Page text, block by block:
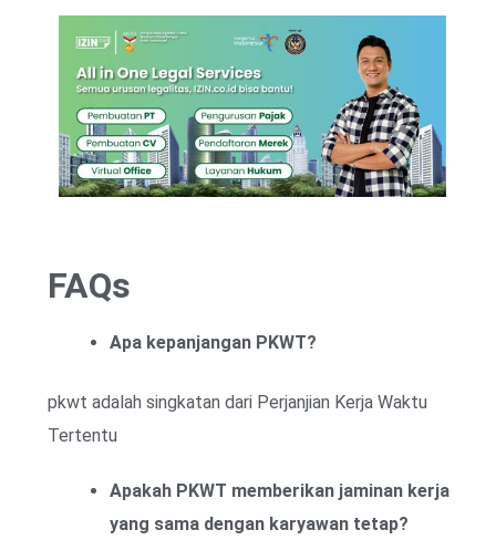
FAQs
Apa kepanjangan PKWT?
pkwt adalah singkatan dari Perjanjian Kerja Waktu
Tertentu
Apakah PKWT memberikan jaminan kerja
yang sama dengan karyawan tetap?